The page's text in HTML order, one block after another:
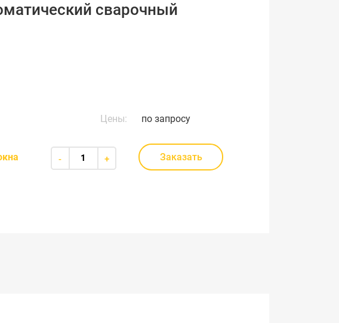
сварочный
Цены: по запросу
- + Заказать